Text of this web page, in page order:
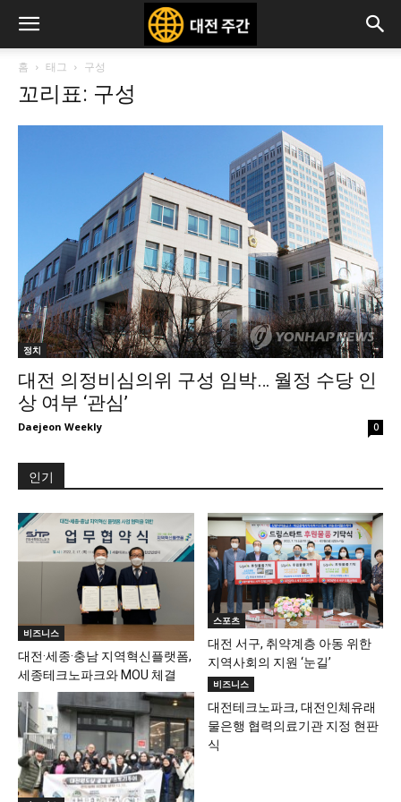
홈 태그 구성
꼬리표: 구성
정치
대전 의정비심의위 구성 임박… 월정 수당 인
상 여부 ‘관심’
Daejeon Weekly 0
인기
비즈니스
대전·세종·충남 지역혁신플랫폼,
세종테크노파크와 MOU 체결
스포츠
대전 서구, 취약계층 아동 위한
지역사회의 지원 ‘눈길’
비즈니스
대전테크노파크, 대전인체유래
물은행 협력의료기관 지정 현판
식